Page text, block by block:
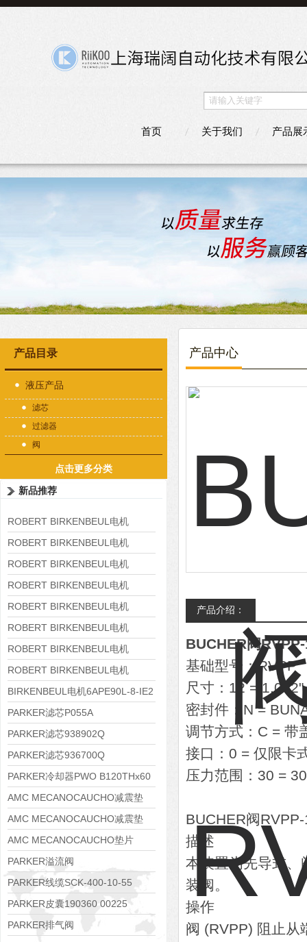
首页 关于我们 产品展
产品目录
液压产品
滤芯
过滤器
阀
点击更多分类
新品推荐
ROBERT BIRKENBEUL电机
8APE225M-4-IE3
ROBERT BIRKENBEUL电机
8APE180L-4 IE3
ROBERT BIRKENBEUL电机
8APE160M-6 IE3
ROBERT BIRKENBEUL电机
8APE160L-4-IE3
ROBERT BIRKENBEUL电机
8APE112M-6K-IE3
ROBERT BIRKENBEUL电机
8APE100L-2 IE3
ROBERT BIRKENBEUL电机
8APE90S-4 IE3
ROBERT BIRKENBEUL电机
8APE80M-2K-IE3
BIRKENBEUL电机6APE90L-8-IE2
PARKER滤芯P055A
PARKER滤芯938902Q
PARKER滤芯936700Q
PARKER冷却器PWO B120THx60
AMC MECANOCAUCHO减震垫
138552
AMC MECANOCAUCHO减震垫
138551
AMC MECANOCAUCHO垫片
608074
PARKER溢流阀
RE06M35W2N1KWXG087
PARKER线缆SCK-400-10-55
PARKER皮囊190360 00225
PARKER排气阀
产品中心
产品介绍：
BUCHER阀
基础型号：RVPP
尺寸：12 =
密封件：N =
调节方式：C = 带
接口：0 = 仅限卡
压力范围：30 =
BUCHER阀
描述
本装置为先导式、
装阀。
操作
阀 (RVPP) 阻止从